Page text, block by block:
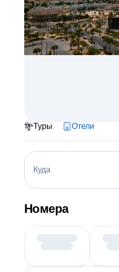
Туры Отели
Куда
Номера